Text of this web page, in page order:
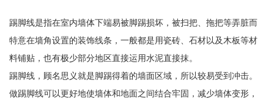
踢脚线是指在室内墙体下端易被脚踢损坏，被扫把、拖把等弄脏而
特意在墙角设置的装饰线条，一般都是用瓷砖、石材以及木板等材
料铺贴，也有极少部分地区直接运用水泥直接抹。
踢脚线，顾名思义就是脚踢得着的墙面区域，所以较易受到冲击。
做踢脚线可以更好地使墙体和地面之间结合牢固，减少墙体变形，